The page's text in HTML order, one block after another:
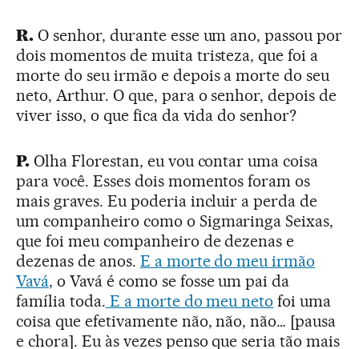
R.O senhor, durante esse um ano, passou por
dois momentos de muita tristeza, que foi a
morte do seu irmão e depois a morte do seu
neto, Arthur. O que, para o senhor, depois de
viver isso, o que fica da vida do senhor?
P.Olha Florestan, eu vou contar uma coisa
para você. Esses dois momentos foram os
mais graves. Eu poderia incluir a perda de
um companheiro como o Sigmaringa Seixas,
que foi meu companheiro de dezenas e
dezenas de anos. E a morte do meu irmão
Vavá, o Vavá é como se fosse um pai da
família toda. E a morte do meu neto foi uma
coisa que efetivamente não, não, não… [pausa
e chora]. Eu às vezes penso que seria tão mais